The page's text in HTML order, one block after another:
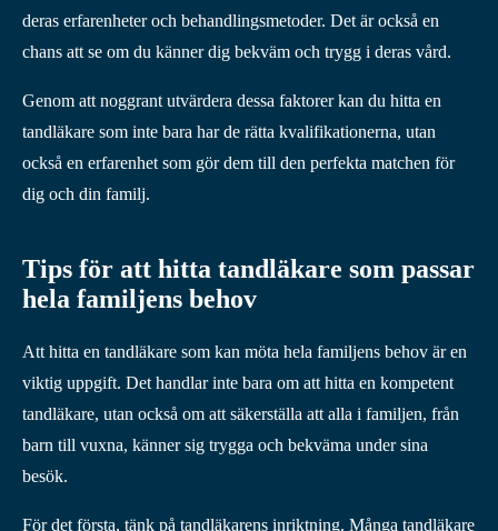
deras erfarenheter och behandlingsmetoder. Det är också en
chans att se om du känner dig bekväm och trygg i deras vård.
Genom att noggrant utvärdera dessa faktorer kan du hitta en
tandläkare som inte bara har de rätta kvalifikationerna, utan
också en erfarenhet som gör dem till den perfekta matchen för
dig och din familj.
Tips för att hitta tandläkare som passar
hela familjens behov
Att hitta en tandläkare som kan möta hela familjens behov är en
viktig uppgift. Det handlar inte bara om att hitta en kompetent
tandläkare, utan också om att säkerställa att alla i familjen, från
barn till vuxna, känner sig trygga och bekväma under sina
besök.
För det första, tänk på tandläkarens inriktning. Många tandläkare